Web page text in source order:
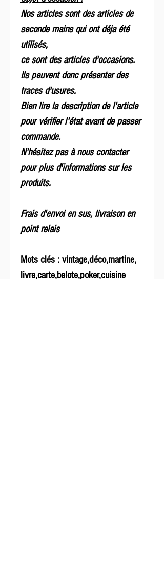
Nos articles sont des articles de
seconde mains qui ont déja été
utilisés,
ce sont des articles d'occasions.
Ils peuvent donc présenter des
traces d'usures.
Bien lire la description de l'article
pour vérifier l'état avant de passer
commande.
N'hésitez pas à nous contacter
pour plus d'informations sur les
produits.
Frais d'envoi en sus, livraison en
point relais
Mots clés : vintage,déco,martine,
livre,carte,belote,poker,cuisine